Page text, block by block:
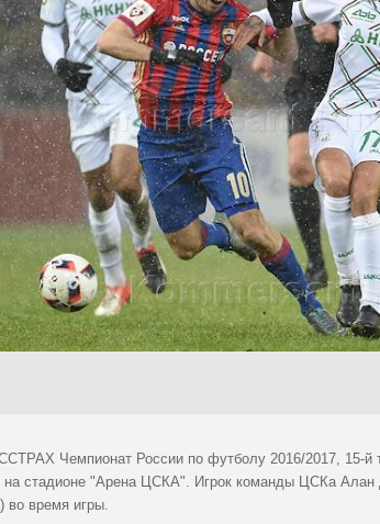
Чемпионат России по футболу 2016/2017, 15-
стадионе "Арена ЦСКА". Игрок команды ЦСКа Алан
во время игры.